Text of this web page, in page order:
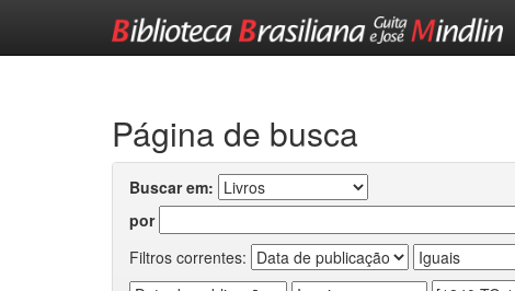
Página de busca
Buscar em:
por
Filtros correntes: